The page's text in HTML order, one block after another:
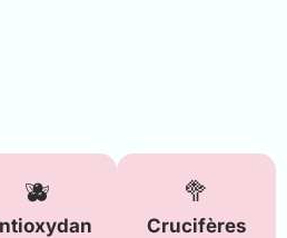
🫐 🥦
Crucifères